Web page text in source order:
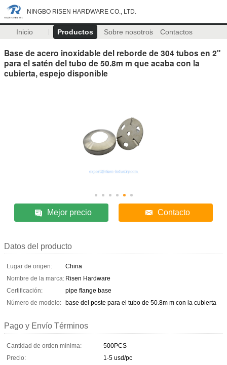
NINGBO RISEN HARDWARE CO., LTD.
Inicio Productos Sobre nosotros Contactos
Base de acero inoxidable del reborde de 304 tubos en 2"
para el satén del tubo de 50.8m m que acaba con la
cubierta, espejo disponible
Mejor precio Contacto
Datos del producto
Lugar de origen:
China
Nombre de la marca: Risen Hardware
Certificación:
pipe flange base
Número de modelo: base del poste para el tubo de 50.8m m con la cubierta
Pago y Envío Términos
Cantidad de orden mínima:
500PCS
Precio:
1-5 usd/pc